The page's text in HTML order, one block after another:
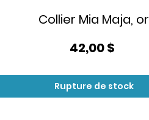
Collier Mia Maja, or
42,00 $
Rupture de stock